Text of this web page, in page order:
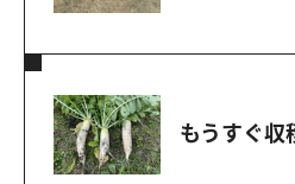
もうすぐ収